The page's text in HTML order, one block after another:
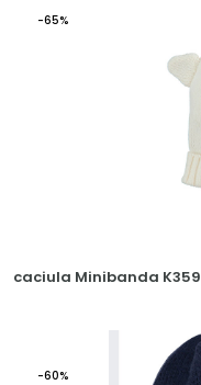
-65%
caciula Minibanda K359
-60%